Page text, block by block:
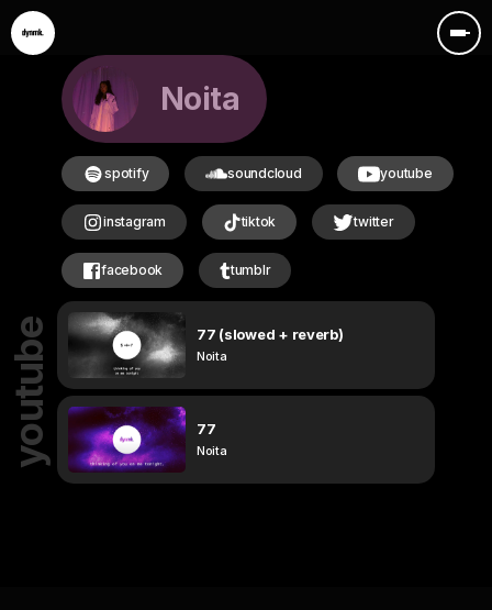
Noita
spotify soundcloud youtube
instagram tiktok twitter
facebook tumblr
youtube 77 (slowed + reverb)
Noita
77
Noita